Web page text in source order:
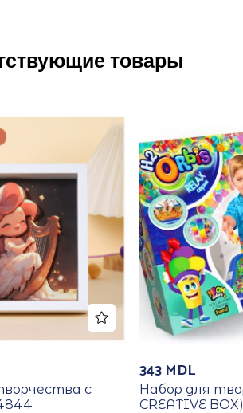
товары
с
343 MDL
Набор для
CREATIVE